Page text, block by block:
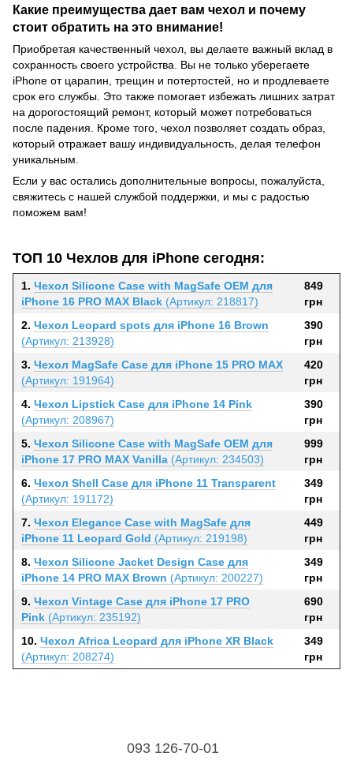
Какие преимущества дает вам чехол и почему
стоит обратить на это внимание!
Приобретая качественный чехол, вы делаете важный вклад в
сохранность своего устройства. Вы не только уберегаете
iPhone от царапин, трещин и потертостей, но и продлеваете
срок его службы. Это также помогает избежать лишних затрат
на дорогостоящий ремонт, который может потребоваться
после падения. Кроме того, чехол позволяет создать образ,
который отражает вашу индивидуальность, делая телефон
уникальным.
Если у вас остались дополнительные вопросы, пожалуйста,
свяжитесь с нашей службой поддержки, и мы с радостью
поможем вам!
ТОП 10 Чехлов для iPhone сегодня:
1. Чехол Silicone Case with MagSafe OEM для
iPhone 16 PRO MAX Black (Артикул: 218817)
849
грн
2. Чехол Leopard spots для iPhone 16 Brown
(Артикул: 213928)
390
грн
3. Чехол MagSafe Case для iPhone 15 PRO MAX
(Артикул: 191964)
420
грн
4. Чехол Lipstick Case для iPhone 14 Pink
(Артикул: 208967)
390
грн
5. Чехол Silicone Case with MagSafe OEM для
iPhone 17 PRO MAX Vanilla (Артикул: 234503)
999
грн
6. Чехол Shell Case для iPhone 11 Transparent
(Артикул: 191172)
349
грн
7. Чехол Elegance Case with MagSafe для
iPhone 11 Leopard Gold (Артикул: 219198)
449
грн
8. Чехол Silicone Jacket Design Case для
iPhone 14 PRO MAX Brown (Артикул: 200227)
349
грн
9. Чехол Vintage Case для iPhone 17 PRO
Pink (Артикул: 235192)
690
грн
10. Чехол Africa Leopard для iPhone XR Black
(Артикул: 208274)
349
грн
093 126-70-01